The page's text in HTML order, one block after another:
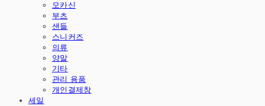
모카신
부츠
샌들
스니커즈
의류
양말
기타
관리 용품
개인결제창
세일